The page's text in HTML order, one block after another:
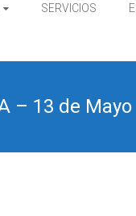
SERVICIOS
– 13 de Mayo